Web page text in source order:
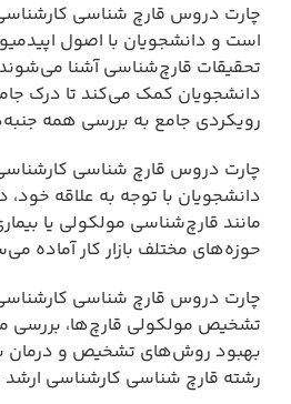
چارت دروس قارچ شناسی کارشناسی
است و دانشجویان با اصول
تحقیقات قارچ‌شناسی آشنا می‌شوند
دانشجویان کمک می‌کند تا درک
رویکردی جامع به بررسی همه
چارت دروس قارچ شناسی
دانشجویان با توجه به علاقه
مانند قارچ‌شناسی مولکولی یا
حوزه‌های مختلف بازار کار آماده
چارت دروس قارچ شناسی کارشناسی
تشخیص مولکولی قارچ‌ها، بررسی
بهبود روش‌های تشخیص و درمان
رشته قارچ شناسی کارشناسی